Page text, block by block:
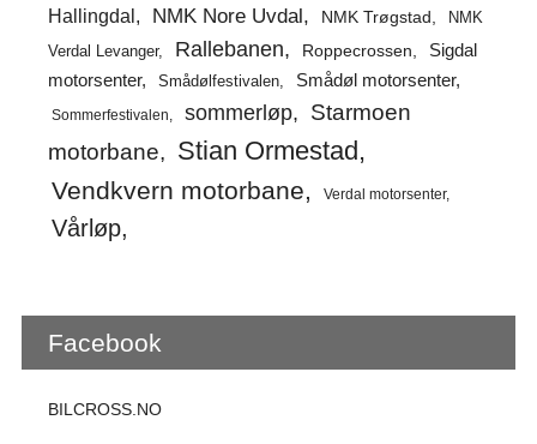
Hallingdal
NMK Nore Uvdal NMK Trøgstad
NMK
Verdal Levanger
Rallebanen Roppecrossen
Sigdal
motorsenter
Smådølfestivalen Smådøl motorsenter
Sommerfestivalen sommerløp
Starmoen
motorbane
Stian Ormestad
Vendkvern motorbane Verdal motorsenter
Vårløp
Facebook
BILCROSS.NO